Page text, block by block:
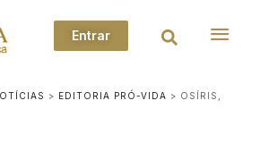
Entrar
> EDITORIA PRÓ-VIDA > OSÍRIS,